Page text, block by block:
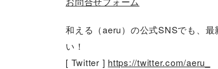
和える（aeru）の公式SNSでも、
い！
[ Twitter ] https://twitter.com/aeru_